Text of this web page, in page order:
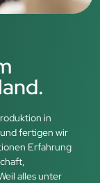
in
fertigen wir
Erfahrung
alles unter